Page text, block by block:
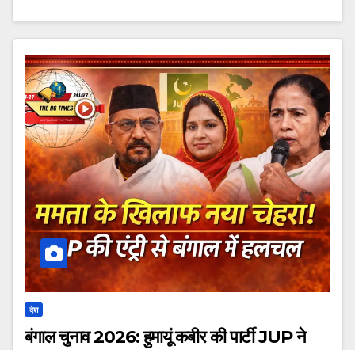
देश
बंगाल चुनाव 2026: हुमायूं कबीर की पार्टी JUP ने